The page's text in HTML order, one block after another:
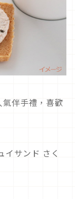
伴手禮，喜歡
サンド さく